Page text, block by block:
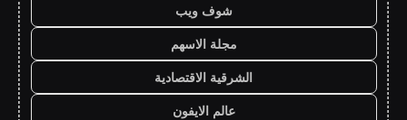
شوف ويب
مجلة الاسهم
الشرقية الاقتصادية
عالم الايفون